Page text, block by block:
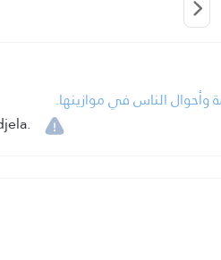
وأحوال الناس في موازينها.